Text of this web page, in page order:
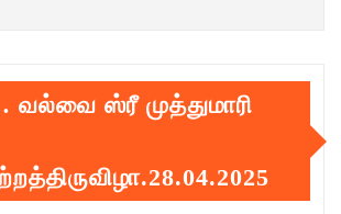
வல்வை ஸ்ரீ முத்துமாரி